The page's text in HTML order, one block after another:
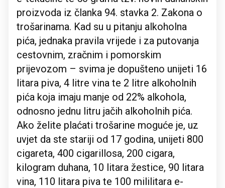
proizvoda iz članka 94. stavka 2. Zakona o
trošarinama. Kad su u pitanju alkoholna
pića, jednaka pravila vrijede i za putovanja
cestovnim, zračnim i pomorskim
prijevozom – svima je dopušteno unijeti 16
litara piva, 4 litre vina te 2 litre alkoholnih
pića koja imaju manje od 22% alkohola,
odnosno jednu litru jačih alkoholnih pića.
Ako želite plaćati trošarine moguće je, uz
uvjet da ste stariji od 17 godina, unijeti 800
cigareta, 400 cigarillosa, 200 cigara,
kilogram duhana, 10 litara žestice, 90 litara
vina, 110 litara piva te 100 mililitara e-